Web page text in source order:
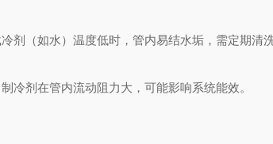
冷剂（如水）温度低时，管内易结水垢，需定期清洗
制冷剂在管内流动阻力大，可能影响系统能效。